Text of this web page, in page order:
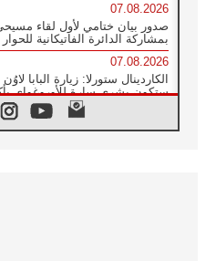
07.08.2026
صدور بيان ختامي لأول لقاء
بمشاركة الدائرة الفاتيكانية للحوار
07.08.2026
الكاردينال ستورلا: زيارة البابا
ستكون بشرى سارة للأوروغواي
الفاتيكان يعلن برنامج الزيارة